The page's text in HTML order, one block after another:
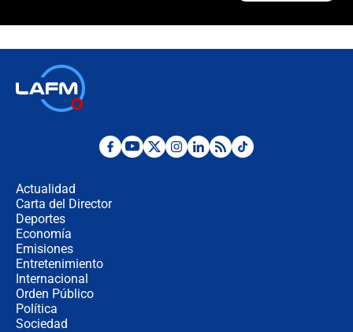
Espriella en Cali inicia la
Desde dermatitis hasta infecciones:
Actualidad
Carta del Director
Deportes
Economía
Emisiones
Entretenimiento
Internacional
Orden Público
Política
Sociedad